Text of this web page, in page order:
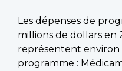
Les dépenses de
millions de dollars en
représentent environ
programme :